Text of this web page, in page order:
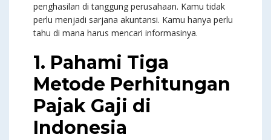
penghasilan di tanggung perusahaan. Kamu tidak
perlu menjadi sarjana akuntansi. Kamu hanya perlu
tahu di mana harus mencari informasinya.
1. Pahami Tiga
Metode Perhitungan
Pajak Gaji di
Indonesia